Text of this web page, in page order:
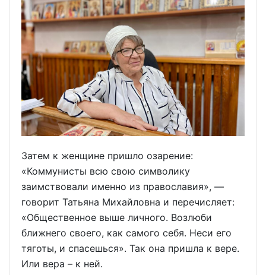
Затем к женщине пришло озарение:
«Коммунисты всю свою символику
заимствовали именно из православия», —
говорит Татьяна Михайловна и перечисляет:
«Общественное выше личного. Возлюби
ближнего своего, как самого себя. Неси его
тяготы, и спасешься». Так она пришла к вере.
Или вера – к ней.